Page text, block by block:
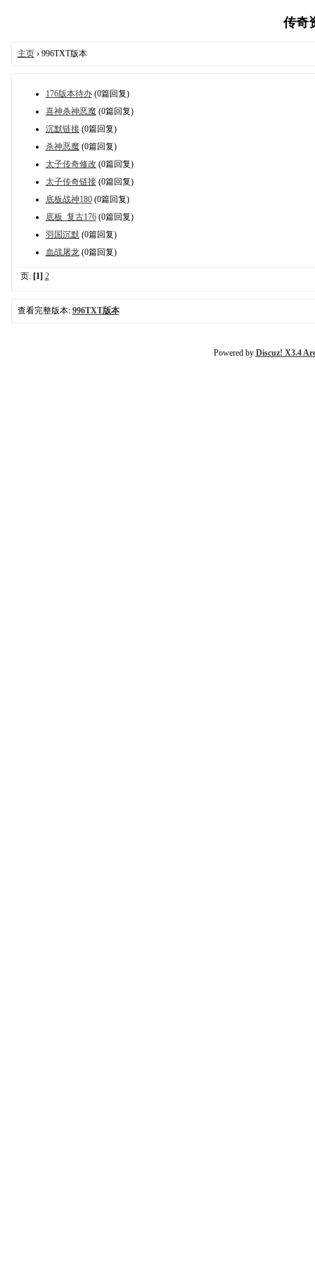
传奇
主页› 996TXT版本
176版本待办(0篇回复)
喜神杀神恶魔(0篇回复)
沉默链接(0篇回复)
杀神恶魔(0篇回复)
太子传奇修改 (0篇回复)
太子传奇链接(0篇回复)
底板战神180(0篇回复)
底板_复古176(0篇回复)
羽国沉默 (0篇回复)
血战屠龙(0篇回复)
页: [1] 2
查看完整版本: 996TXT版本
Powered by Discuz! X3.4